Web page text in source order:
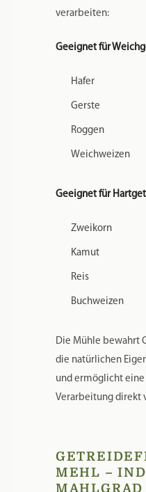
verarbeiten:
Geeignet für
Hafer
Gerste
Roggen
Weichweizen
Geeignet für
Zweikorn
Kamut
Reis
Buchweizen
Die Mühle bewahrt
die natürlichen
und ermöglicht eine
Verarbeitung direkt
MEHL –
MAHLGRAD